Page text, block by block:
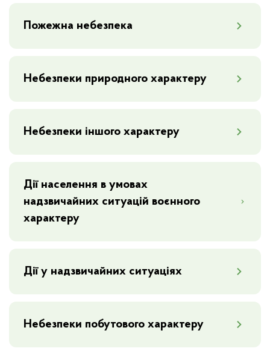
Пожежна небезпека
Небезпеки природного характеру
Небезпеки іншого характеру
Дії населення в умовах
надзвичайних ситуацій воєнного
характеру
Дії у надзвичайних ситуаціях
Небезпеки побутового характеру